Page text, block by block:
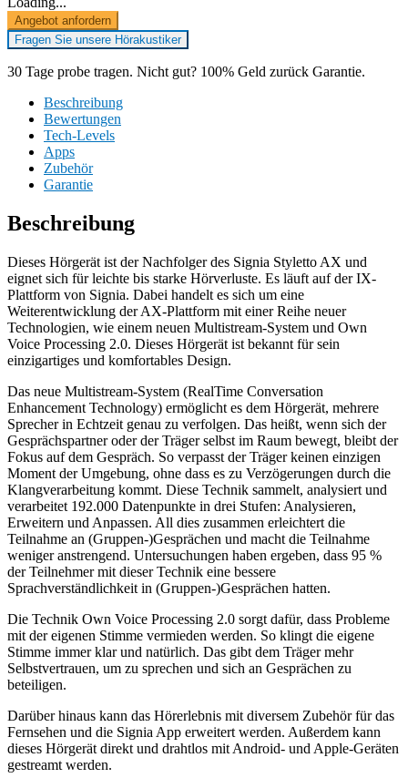
Angebot anfordern
Fragen Sie unsere Hörakustiker
30 Tage probe tragen. Nicht gut? 100% Geld zurück Garantie.
Beschreibung
Bewertungen
Tech-Levels
Apps
Zubehör
Garantie
Beschreibung
Dieses Hörgerät ist der Nachfolger des Signia Styletto AX und
eignet sich für leichte bis starke Hörverluste. Es läuft auf der IX-
Plattform von Signia. Dabei handelt es sich um eine
Weiterentwicklung der AX-Plattform mit einer Reihe neuer
Technologien, wie einem neuen Multistream-System und Own
Voice Processing 2.0. Dieses Hörgerät ist bekannt für sein
einzigartiges und komfortables Design.
Das neue Multistream-System (RealTime Conversation
Enhancement Technology) ermöglicht es dem Hörgerät, mehrere
Sprecher in Echtzeit genau zu verfolgen. Das heißt, wenn sich der
Gesprächspartner oder der Träger selbst im Raum bewegt, bleibt der
Fokus auf dem Gespräch. So verpasst der Träger keinen einzigen
Moment der Umgebung, ohne dass es zu Verzögerungen durch die
Klangverarbeitung kommt. Diese Technik sammelt, analysiert und
verarbeitet 192.000 Datenpunkte in drei Stufen: Analysieren,
Erweitern und Anpassen. All dies zusammen erleichtert die
Teilnahme an (Gruppen-)Gesprächen und macht die Teilnahme
weniger anstrengend. Untersuchungen haben ergeben, dass 95 %
der Teilnehmer mit dieser Technik eine bessere
Sprachverständlichkeit in (Gruppen-)Gesprächen hatten.
Die Technik Own Voice Processing 2.0 sorgt dafür, dass Probleme
mit der eigenen Stimme vermieden werden. So klingt die eigene
Stimme immer klar und natürlich. Das gibt dem Träger mehr
Selbstvertrauen, um zu sprechen und sich an Gesprächen zu
beteiligen.
Darüber hinaus kann das Hörerlebnis mit diversem Zubehör für das
Fernsehen und die Signia App erweitert werden. Außerdem kann
dieses Hörgerät direkt und drahtlos mit Android- und Apple-Geräten
gestreamt werden.